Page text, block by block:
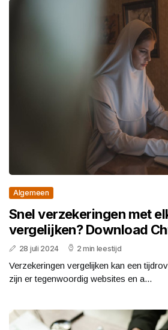
Algemeen
Snel verzekeringen met
vergelijken? Download
28 juli 2024 2 min leestijd
Verzekeringen vergelijken kan een
zijn er tegenwoordig websites en a...